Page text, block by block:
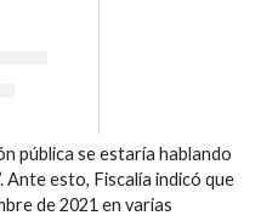
pública se estaría hablando
Ante esto, Fiscalía indicó que
de 2021 en varias